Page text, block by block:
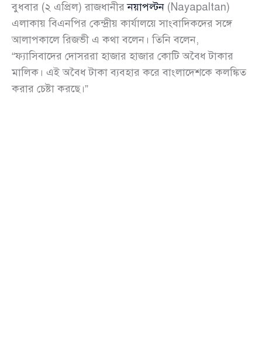
বুধবার (২ এপ্রিল) রাজধানীরনয়াপল্টন (Nayapaltan)
এলাকায় বিএনপির কেন্দ্রীয় কার্যালয়ে সাংবাদিকদের সঙ্গে
আলাপকালে রিজভী এ কথা বলেন। তিনি বলেন,
“ফ্যাসিবাদের দোসররা হাজার হাজার কোটি অবৈধ টাকার
মালিক। এই অবৈধ টাকা ব্যবহার করে বাংলাদেশকে কলঙ্কিত
করার চেষ্টা করছে।”